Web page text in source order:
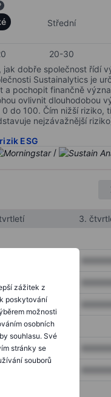
zážitek z
poskytování
možnosti
osobních
souhlasu. Své
stránky se
souborů
Střední
20-30
jak dobře společnost řídí
Sustainalytics je
a pochopit finančně
ovlivnit dlouhodobou
do 100. Čím nižší riziko,
nejzávažnější
ESG
/
3.